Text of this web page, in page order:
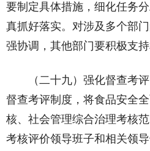
要制定具体措施，细化任务
真抓好落实。对涉及多个部
强协调，其他部门要积极支持
（二十九）强化督查考
督查考评制度，将食品安全
核、社会管理综合治理考核
考核评价领导班子和相关领